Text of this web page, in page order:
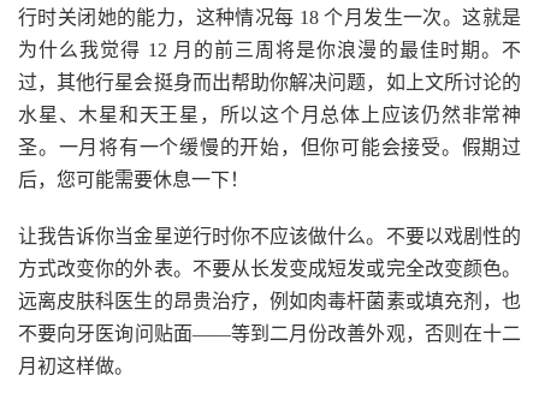
行时关闭她的能力，这种情况每 18 个月发生一次。这就是
为什么我觉得 12 月的前三周将是你浪漫的最佳时期。不
过，其他行星会挺身而出帮助你解决问题，如上文所讨论的
水星、木星和天王星，所以这个月总体上应该仍然非常神
圣。一月将有一个缓慢的开始，但你可能会接受。假期过
后，您可能需要休息一下！
让我告诉你当金星逆行时你不应该做什么。不要以戏剧性的
方式改变你的外表。不要从长发变成短发或完全改变颜色。
远离皮肤科医生的昂贵治疗，例如肉毒杆菌素或填充剂，也
不要向牙医询问贴面——等到二月份改善外观，否则在十二
月初这样做。